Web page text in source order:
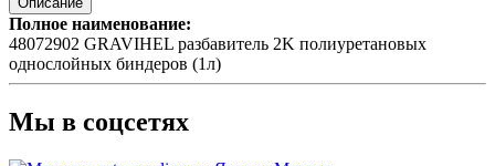
Полное наименование:
48072902 GRAVIHEL разбавитель 2K полиуретановых
однослойных биндеров (1л)
Мы в соцсетях